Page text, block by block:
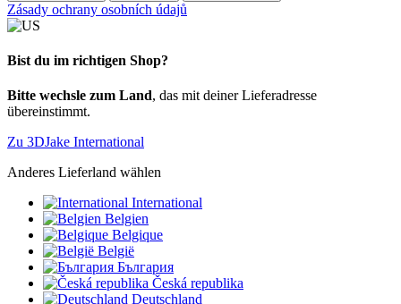
Zásady ochrany osobních údajů
Bist du im richtigen Shop?
Bitte wechsle zum Land, das mit deiner Lieferadresse
übereinstimmt.
Zu 3DJake International
Anderes Lieferland wählen
International
Belgien
Belgique
België
България
Česká republika
Deutschland